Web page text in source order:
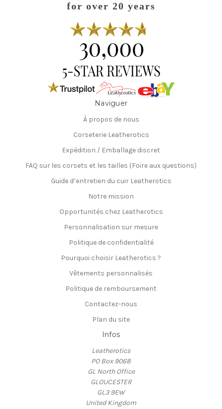
for over 20 years
Naviguer
À propos de nous
Corseterie Leatherotics
Expédition / Emballage discret
FAQ sur les corsets et les tailles (Foire aux questions)
Guide d’entretien du cuir Leatherotics
Notre mission
Opportunités chez Leatherotics
Personnalisation sur mesure
Politique de confidentialité
Pourquoi choisir Leatherotics ?
Vêtements personnalisés
Politique de remboursement
Contactez-nous
Plan du site
Infos
Leatherotics
PO Box 9068
GL North Office
GLOUCESTER
GL3 9EW
United Kingdom